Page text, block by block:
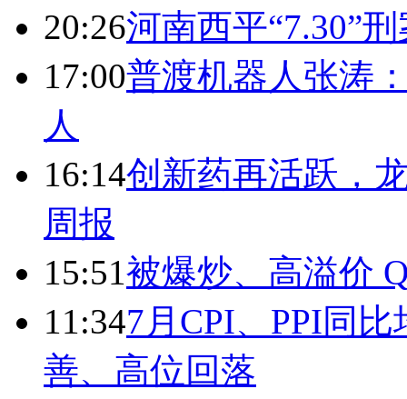
20:26河南西平“7.30”
17:00普渡机器人张涛
人
16:14创新药再活跃，
周报
15:51被爆炒、高溢价
11:347月CPI、PPI同
善、高位回落